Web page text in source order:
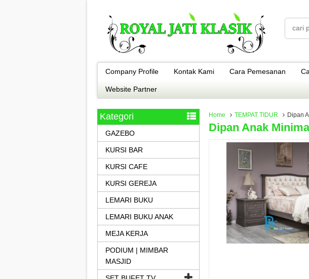
Company Profile Kontak Kami Cara Pemesanan
Website Partner
Home TEMPAT TIDUR Dipan
Dipan Anak
Kategori
GAZEBO
KURSI BAR
KURSI CAFE
KURSI GEREJA
LEMARI BUKU
LEMARI BUKU ANAK
MEJA KERJA
PODIUM | MIMBAR
MASJID